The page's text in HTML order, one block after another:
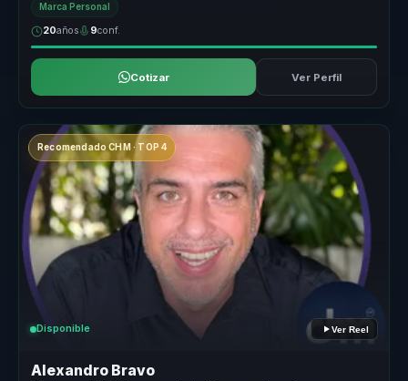
Marca Personal
20años 9conf.
Cotizar Ver Perfil
Recomendado CHM · TOP 4
Disponible Ver Reel
Alexandro Bravo